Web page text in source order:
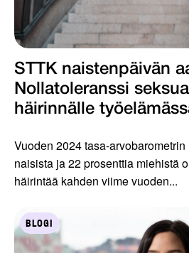
STTK naistenpäivän
Nollatoleranssi
häirinnälle
Vuoden 2024 tasa-
naisista ja 22 prosenttia miehistä
häirintää kahden viime vuoden...
BLOGI